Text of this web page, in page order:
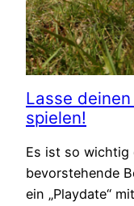
Lasse
spielen!
Es ist so wichtig
bevorstehende
ein „Playdate“